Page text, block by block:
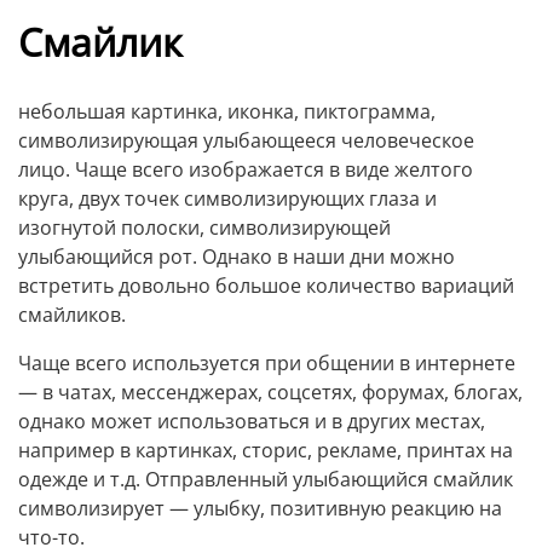
Смайлик
небольшая картинка, иконка, пиктограмма,
символизирующая улыбающееся человеческое
лицо. Чаще всего изображается в виде желтого
круга, двух точек символизирующих глаза и
изогнутой полоски, символизирующей
улыбающийся рот. Однако в наши дни можно
встретить довольно большое количество вариаций
смайликов.
Чаще всего используется при общении в интернете
— в чатах, мессенджерах, соцсетях, форумах, блогах,
однако может использоваться и в других местах,
например в картинках, сторис, рекламе, принтах на
одежде и т.д. Отправленный улыбающийся смайлик
символизирует — улыбку, позитивную реакцию на
что-то.